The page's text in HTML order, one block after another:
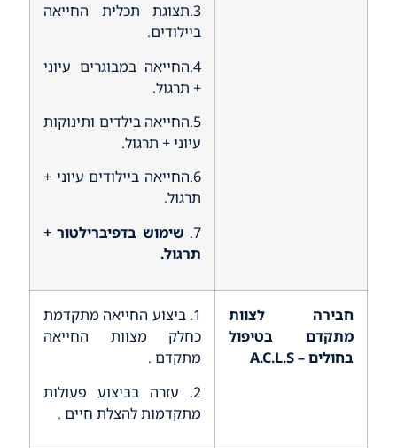
3.תצוגת תכלית החייאה
ביילודים.
4.החייאה במבוגרים עיוני
+ תרגול.
5.החייאה בילדים ותינוקות
עיוני + תרגול.
6.החייאה ביילודים עיוני +
תרגול.
7. שימוש בדפיברילטור +
תרגול.
חבירה לצוות
מתקדם בטיפול
בחולים –A.C.L.S
1. ביצוע החייאה מתקדמת
כחלק מצוות החייאה
מתקדם .
2. עזרה בביצוע פעולות
מתקדמות להצלת חיים .